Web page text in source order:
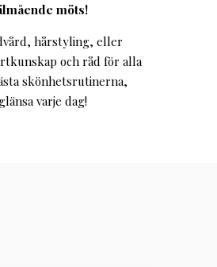
möts!
hårstyling, eller
och råd för alla
skönhetsrutinerna,
varje dag!